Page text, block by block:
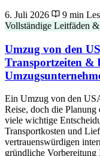
6. Juli 2026
9 min
Vollständige Leitfäden
Umzug von den
Transportzeiten &
Ein Umzug von den
Reise, doch die
viele wichtige
Transportkosten und
vertrauenswürdigen
gründliche Vorbereitung